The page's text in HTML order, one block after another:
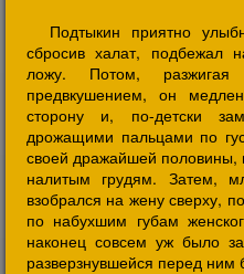
Подтыкин приятно
сбросив халат, подбежал
ложу. Потом,
предвкушением, он
сторону и, по-детски
дрожащими пальцами по
своей дражайшей половины,
налитым грудям. Затем,
взобрался на жену сверху,
по набухшим губам
наконец совсем уж было
разверзнувшейся перед ним